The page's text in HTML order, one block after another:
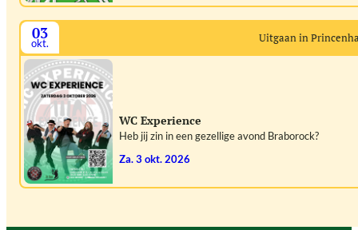
03
okt. Uitgaan in
WC Experience
Heb jij zin in een gezellige avond Braborock?
za. 3 okt. 2026